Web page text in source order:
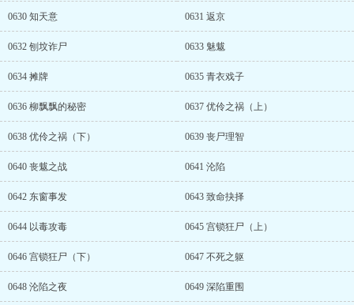
0630 知天意 0631 返京
0632 刨坟诈尸 0633 魅魃
0634 摊牌 0635 青衣戏子
0636 柳飘飘的秘密 0637 优伶之祸（上）
0638 优伶之祸（下） 0639 丧尸理智
0640 丧魃之战 0641 沦陷
0642 东窗事发 0643 致命抉择
0644 以毒攻毒 0645 宫锁狂尸（上）
0646 宫锁狂尸（下） 0647 不死之躯
0648 沦陷之夜 0649 深陷重围